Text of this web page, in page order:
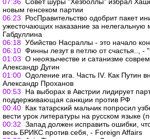
новым генсеком партии
06:23
РосПравительство одобрит пакет
ужесточающих наказание за
Габдуллина
06:18 Убийство Насраллы - это начало
06:10 Финны лезут в петлю от счастья.., -
01:03 О неоязычестве и сатанизме
Александр Дугин
01:00 Одоление ига. Часть IV. Как Путин
Александр Проханов
00:53
На выборах в Австрии лидирует
поддерживающая санкции против РФ
00:40 Как татарский мальчик попросил
вести урок литературы на русском языке
00:32 Запад должен исправить ошибки,
весь БРИКС против себя, - Foreign Affairs